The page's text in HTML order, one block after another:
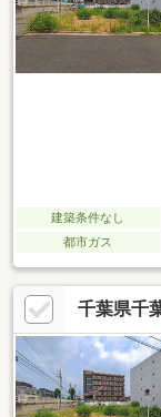
建築条件なし
都市ガス
千葉県千